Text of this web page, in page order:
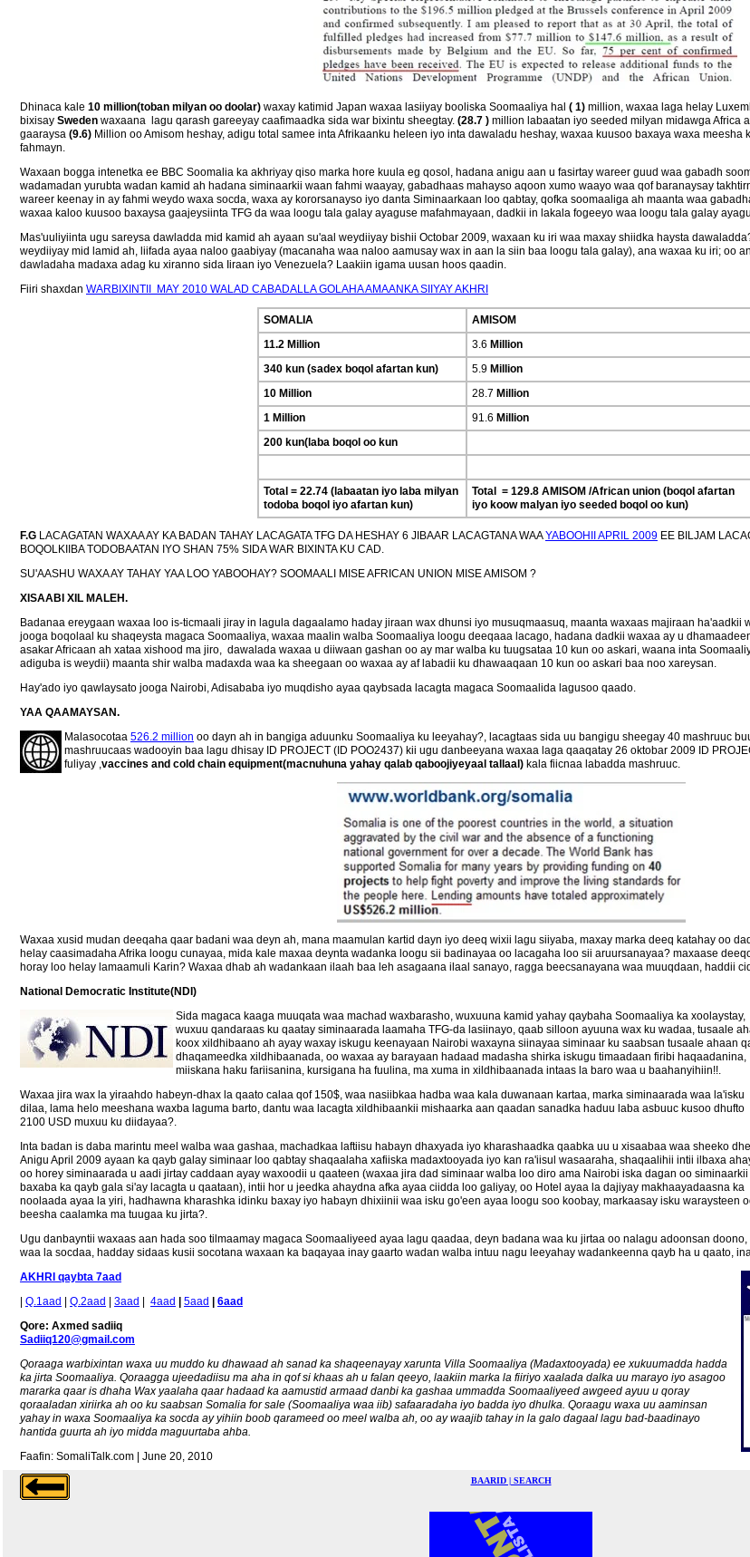
Dhinaca kale 10 million(toban milyan oo doolar) waxay katimid Japan waxaa lasiiyay booliska Soomaaliya hal ( 1) million, waxaa laga helay
bixisay Sweden waxaana lagu qarash gareeyay caafimaadka sida war bixintu sheegtay. (28.7 ) million labaatan iyo seeded milyan midawga Africa
gaaraysa (9.6) Million oo Amisom heshay, adigu total samee inta Afrikaanku heleen iyo inta dawaladu heshay, waxaa kuusoo baxaya waxa
fahmayn.
Waxaan bogga intenetka ee BBC Soomalia ka akhriyay qiso marka hore kuula eg qosol, hadana anigu aan u fasirtay wareer guud waa gabadh
wadamadan yurubta wadan kamid ah hadana siminaarkii waan fahmi waayay, gabadhaas mahayso aqoon xumo waayo waa qof baranaysay
wareer keenay in ay fahmi weydo waxa socda, waxa ay kororsanayso iyo danta Siminaarkaan loo qabtay, qofka soomaaliga ah maanta waa
waxaa kaloo kuusoo baxaysa gaajeysiinta TFG da waa loogu tala galay ayaguse mafahmayaan, dadkii in lakala fogeeyo waa loogu tala galay
Mas'uuliyiinta ugu sareysa dawladda mid kamid ah ayaan su'aal weydiiyay bishii Octobar 2009, waxaan ku iri waa maxay shiidka haysta
weydiiyay mid lamid ah, liifada ayaa naloo gaabiyay (macanaha waa naloo aamusay wax in aan la siin baa loogu tala galay), ana waxaa ku iri; oo
dawladaha madaxa adag ku xiranno sida Iiraan iyo Venezuela? Laakiin igama uusan hoos qaadin.
Fiiri shaxdan WARBIXINTII MAY 2010 WALAD CABADALLA GOLAHA AMAANKA SIIYAY AKHRI
SOMALIA
AMISOM
11.2 Million
3.6 Million
340 kun (sadex boqol afartan kun)
5.9 Million
10 Million
28.7 Million
1 Million
91.6 Million
200 kun(laba boqol oo kun
Total = 22.74 (labaatan iyo laba milyan
todoba boqol iyo afartan kun)
Total = 129.8 AMISOM /African union (boqol afartan
iyo koow malyan iyo seeded boqol oo kun)
F.G LACAGATAN WAXAA AY KA BADAN TAHAY LACAGATA TFG DA HESHAY 6 JIBAAR LACAGTANA WAAYABOOHII APRIL 2009 EE BILJAM
BOQOLKIIBA TODOBAATAN IYO SHAN 75% SIDA WAR BIXINTA KU CAD.
SU'AASHU WAXA AY TAHAY YAA LOO YABOOHAY? SOOMAALI MISE AFRICAN UNION MISE AMISOM ?
XISAABI XIL MALEH.
Badanaa ereygaan waxaa loo is-ticmaali jiray in lagula dagaalamo haday jiraan wax dhunsi iyo musuqmaasuq, maanta waxaas majiraan ha'aadkii
jooga boqolaal ku shaqeysta magaca Soomaaliya, waxaa maalin walba Soomaaliya loogu deeqaaa lacago, hadana dadkii waxaa ay u
asakar Africaan ah xataa xishood ma jiro, dawalada waxaa u diiwaan gashan oo ay mar walba ku tuugsataa 10 kun oo askari, waana inta
adiguba is weydii) maanta shir walba madaxda waa ka sheegaan oo waxaa ay af labadii ku dhawaaqaan 10 kun oo askari baa noo xareysan.
Hay'ado iyo qawlaysato jooga Nairobi, Adisababa iyo muqdisho ayaa qaybsada lacagta magaca Soomaalida lagusoo qaado.
YAA QAAMAYSAN.
Malasocotaa 526.2 million oo dayn ah in bangiga aduunku Soomaaliya ku leeyahay?, lacagtaas sida uu bangigu sheegay 40 mashruuc
mashruucaas wadooyin baa lagu dhisay ID PROJECT (ID POO2437) kii ugu danbeeyana waxaa laga qaaqatay 26 oktobar 2009 ID
fuliyay ,vaccines and cold chain equipment(macnuhuna yahay qalab qaboojiyeyaal tallaal) kala fiicnaa labadda mashruuc.
Waxaa xusid mudan deeqaha qaar badani waa deyn ah, mana maamulan kartid dayn iyo deeq wixii lagu siiyaba, maxay marka deeq katahay oo
helay caasimadaha Afrika loogu cunayaa, mida kale maxaa deynta wadanka loogu sii badinayaa oo lacagaha loo sii aruursanayaa? maxaase
horay loo helay lamaamuli Karin? Waxaa dhab ah wadankaan ilaah baa leh asagaana ilaal sanayo, ragga beecsanayana waa muuqdaan, haddii
National Democratic Institute(NDI)
Sida magaca kaaga muuqata waa machad waxbarasho, wuxuuna kamid yahay qaybaha Soomaaliya ka xoolaystay,
wuxuu qandaraas ku qaatay siminaarada laamaha TFG-da lasiinayo, qaab silloon ayuuna wax ku wadaa, tusaale
koox xildhibaano ah ayay waxay iskugu keenayaan Nairobi waxayna siinayaa siminaar ku saabsan tusaale ahaan
dhaqameedka xildhibaanada, oo waxaa ay barayaan hadaad madasha shirka iskugu timaadaan firibi haqaadanina,
miiskana haku fariisanina, kursigana ha fuulina, ma xuma in xildhibaanada intaas la baro waa u baahanyihiin!!.
Waxaa jira wax la yiraahdo habeyn-dhax la qaato calaa qof 150$, waa nasiibkaa hadba waa kala duwanaan kartaa, marka siminaarada waa la'isku
dilaa, lama helo meeshana waxba laguma barto, dantu waa lacagta xildhibaankii mishaarka aan qaadan sanadka haduu laba asbuuc kusoo dhufto
2100 USD muxuu ku diidayaa?.
Inta badan is daba marintu meel walba waa gashaa, machadkaa laftiisu habayn dhaxyada iyo kharashaadka qaabka uu u xisaabaa waa sheeko
Anigu April 2009 ayaan ka qayb galay siminaar loo qabtay shaqaalaha xafiiska madaxtooyada iyo kan ra'iisul wasaaraha, shaqaalihii intii ilbaxa
oo horey siminaarada u aadi jirtay caddaan ayay waxoodii u qaateen (waxaa jira dad siminaar walba loo diro ama Nairobi iska dagan oo
baxaba ka qayb gala si'ay lacagta u qaataan), intii hor u jeedka ahaydna afka ayaa ciidda loo galiyay, oo Hotel ayaa la dajiyay makhaayadaasna ka
noolaada ayaa la yiri, hadhawna kharashka idinku baxay iyo habayn dhixiinii waa isku go'een ayaa loogu soo koobay, markaasay isku waraysteen
beesha caalamka ma tuugaa ku jirta?.
Ugu danbayntii waxaas aan hada soo tilmaamay magaca Soomaaliyeed ayaa lagu qaadaa, deyn badana waa ku jirtaa oo nalagu adoonsan
waa la socdaa, hadday sidaas kusii socotana waxaan ka baqayaa inay gaarto wadan walba intuu nagu leeyahay wadankeenna qayb ha u qaato,
AKHRI qaybta 7aad
Q.1aad Q.2aad 3aad 4aad 5aad
6aad
Qore: Axmed sadiiq
Sadiiq120@gmail.com
Qoraaga warbixintan waxa uu muddo ku dhawaad ah sanad ka shaqeenayay xarunta Villa Soomaaliya (Madaxtooyada) ee xukuumadda hadda
ka jirta Soomaaliya. Qoraagga ujeedadiisu ma aha in qof si khaas ah u falan qeeyo, laakiin marka la fiiriyo xaalada dalka uu marayo iyo asagoo
mararka qaar is dhaha Wax yaalaha qaar hadaad ka aamustid armaad danbi ka gashaa ummadda Soomaaliyeed awgeed ayuu u qoray
qoraaladan xiriirka ah oo ku saabsan Somalia for sale (Soomaaliya waa iib) safaaradaha iyo badda iyo dhulka. Qoraagu waxa uu aaminsan
yahay in waxa Soomaaliya ka socda ay yihiin boob qarameed oo meel walba ah, oo ay waajib tahay in la galo dagaal lagu bad-baadinayo
hantida guurta ah iyo midda maguurtaba ahba.
Faafin: SomaliTalk.com | June 20, 2010
BAARID | SEARCH